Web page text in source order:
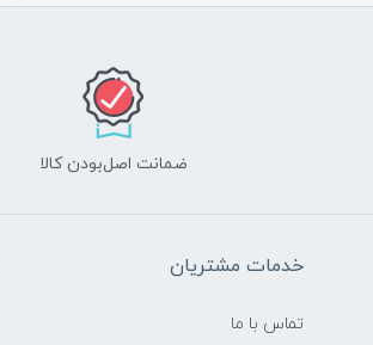
ضمانت اصل‌بودن کالا
خدمات مشتریان
تماس با ما